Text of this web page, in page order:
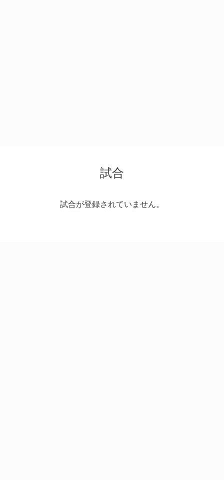
試合
試合が登録されていません。